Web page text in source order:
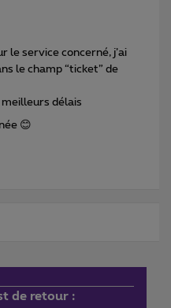
le service concerné, j’ai
le champ “ticket” de
délais
😊
de retour :